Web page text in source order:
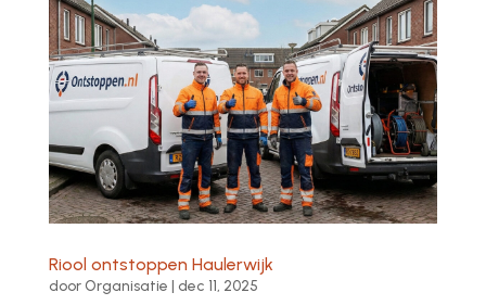
Riool ontstoppen Haulerwijk
door Organisatie | dec 11, 2025